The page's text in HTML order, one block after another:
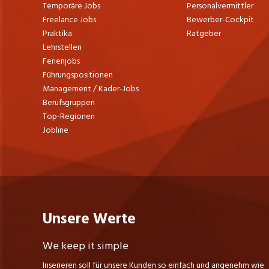
zählt die Memory Clinic FELIX PLATTER zu
den grössten Schweizer Zentren für die
Diagnostik von Hirnleistungsstörungen.
Und das Basel Mobility Center FELIX
PLATTER dient der wichtigen
Früherkennung von Mobilitätsproblemen.
5000 Patienten jährlich
818 Mitarbeitende
Temporäre Jobs
Freelance Jobs
Praktika
Lehrstellen
Ferienjobs
Führungspositionen
Management / Kader-Jobs
Berufsgruppen
Top-Regionen
Jobline
Personalvermittler
Bewerber-Cockpit
Ratgeber
Unsere Werte
We keep it simple
Inserieren soll für unsere Kunden so einfach und angenehm wie